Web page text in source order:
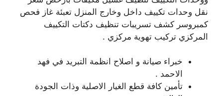
نقل وحدات تكييف داخل وخارج المنزل تعبئة غاز فحص
كمبروسر كشف تسريبات تنظيف دكتات التكييف
المركزي تركيب تهوية مركزي .
خبراء صيانة و اصلاح انظمة التبريد في فهد
الاحمد .
تأمين كافة قطع الغيار الاصلية وذات الجودة